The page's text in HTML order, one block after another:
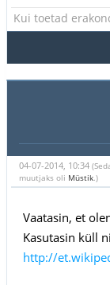
Kui toetad
04-07-2014, 10:34
muutjaks oli Müstik.)
Vaatasin, et
Kasutasin küll
http://